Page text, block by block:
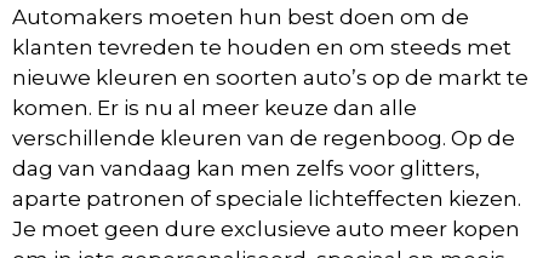
Automakers moeten hun best doen om de
klanten tevreden te houden en om steeds met
nieuwe kleuren en soorten auto’s op de markt te
komen. Er is nu al meer keuze dan alle
verschillende kleuren van de regenboog. Op de
dag van vandaag kan men zelfs voor glitters,
aparte patronen of speciale lichteffecten kiezen.
Je moet geen dure exclusieve auto meer kopen